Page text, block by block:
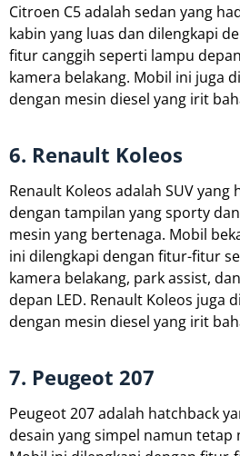
Citroen C5 adalah sedan yang
kabin yang luas dan dilengkapi
fitur canggih seperti lampu
kamera belakang. Mobil ini juga
dengan mesin diesel yang irit
6. Renault Koleos
Renault Koleos adalah SUV yang
dengan tampilan yang sporty
mesin yang bertenaga. Mobil
ini dilengkapi dengan fitur-fitur
kamera belakang, park assist,
depan LED. Renault Koleos juga
dengan mesin diesel yang irit
7. Peugeot 207
Peugeot 207 adalah hatchback
desain yang simpel namun tetap